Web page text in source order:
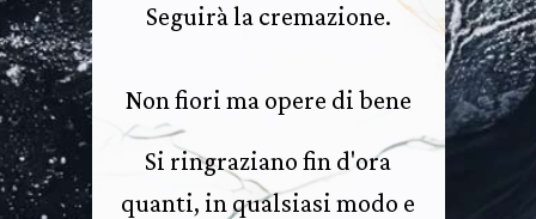
Seguirà la cremazione.
Non fiori ma opere di bene
Si ringraziano fin d'ora
quanti, in qualsiasi modo e